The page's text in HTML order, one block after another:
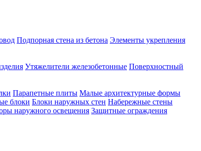
Подпорная стена из бетона Элементы укрепления
Утяжелители железобетонные Поверхностный
Парапетные плиты Малые архитектурные формы
блоки Блоки наружных стен Набережные стены
наружного освещения Защитные ограждения